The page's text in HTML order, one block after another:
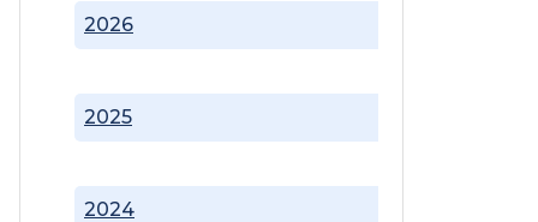
2024
2025
2026